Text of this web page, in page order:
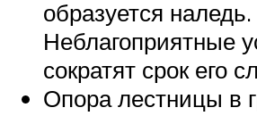
образуется наледь.
Неблагоприятные
сократят срок его
Опора лестницы в